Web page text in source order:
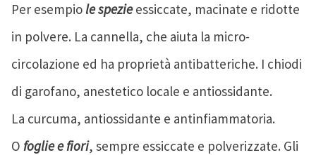
Per esempio le spezieessiccate, macinate e ridotte
in polvere. La cannella, che aiuta la micro-
circolazione ed ha proprietà antibatteriche. I chiodi
di garofano, anestetico locale e antiossidante.
La curcuma, antiossidante e antinfiammatoria.
O foglie e fiori, sempre essiccate e polverizzate. Gli